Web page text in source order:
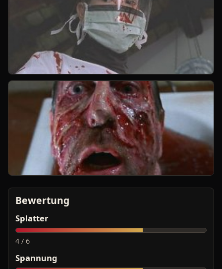
Bewertung
Splatter
4 / 6
Spannung